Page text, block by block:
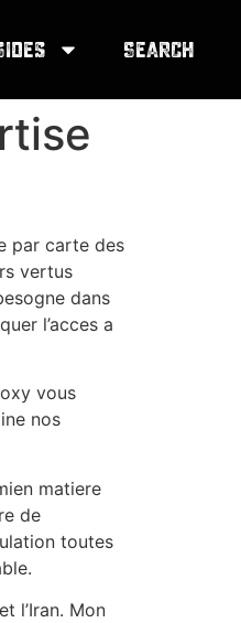
Search
par carte des
vertus
dans
l’acces a
vous
nos
matiere
de
toutes
l’Iran. Mon